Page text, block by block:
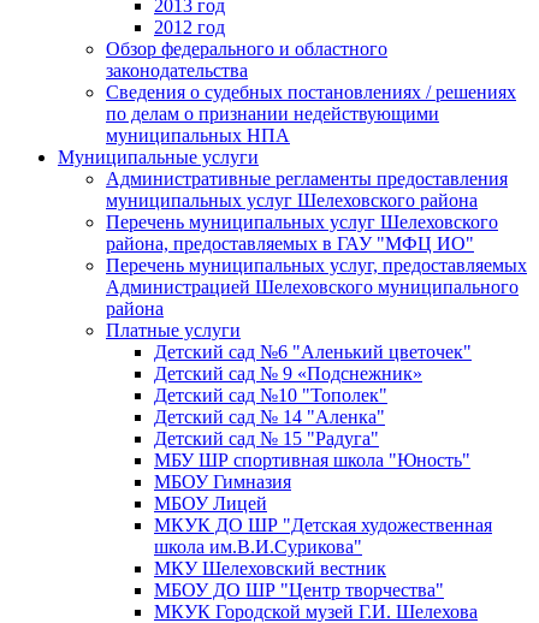
2013 год
2012 год
Обзор федерального и областного
законодательства
Сведения о судебных постановлениях / решениях
по делам о признании недействующими
муниципальных НПА
Муниципальные услуги
Административные регламенты предоставления
муниципальных услуг Шелеховского района
Перечень муниципальных услуг Шелеховского
района, предоставляемых в ГАУ "МФЦ ИО"
Перечень муниципальных услуг, предоставляемых
Администрацией Шелеховского муниципального
района
Платные услуги
Детский сад №6 "Аленький цветочек"
Детский сад № 9 «Подснежник»
Детский сад №10 "Тополек"
Детский сад № 14 "Аленка"
Детский сад № 15 "Радуга"
МБУ ШР спортивная школа "Юность"
МБОУ Гимназия
МБОУ Лицей
МКУК ДО ШР "Детская художественная
школа им.В.И.Сурикова"
МКУ Шелеховский вестник
МБОУ ДО ШР "Центр творчества"
МКУК Городской музей Г.И. Шелехова